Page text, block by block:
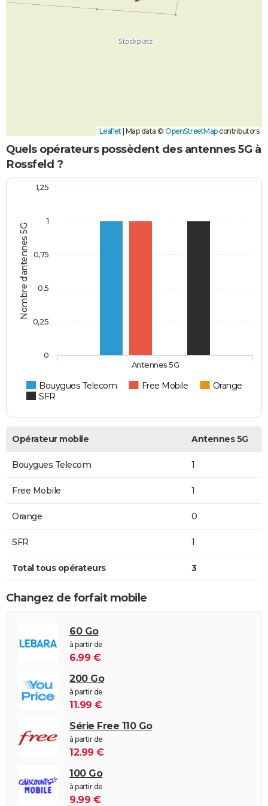
Leaflet Map data © OpenStreetMapcontributors
Quels opérateurs possèdent des antennes 5G à
Rossfeld ?
Nombre d'antennes 5G
Bouygues Telecom Free Mobile
Orange
SFR
Antennes 5G
0
0,25
0,5
0,75
1
1,25
Opérateur mobile Antennes 5G
Bouygues Telecom 1
Free Mobile 1
Orange 0
SFR 1
Total tous opérateurs 3
Changez de forfait mobile
60 Go
à partir de
6.99 €
200 Go
à partir de
11.99 €
Série Free 110 Go
à partir de
12.99 €
100 Go
à partir de
9.99 €